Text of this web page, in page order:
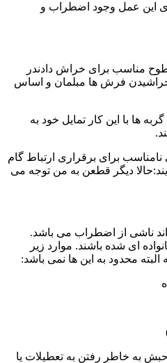
این عمل وجود اضطراب و
مناسب برای خراش دادندر
خراشیدن فرش ها مبلمان و اساس
ها با این کار تمایل خود به
نامناسب برای برقراری ارتباط گام
دیگر قطعن به من توجه می
ناشی از اضطراب می باشد.
ای شده باشند. موارد زیر
البته محدود به این ها نمی باشد:
به خاطر رفتن به تعطیلات یا